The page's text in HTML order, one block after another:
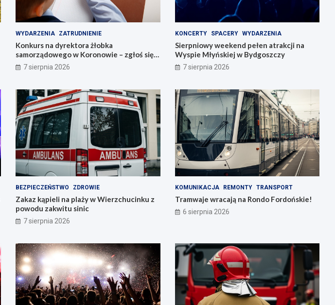
WYDARZENIA ZATRUDNIENIE
Konkurs na dyrektora żłobka
samorządowego w Koronowie – zgłoś się
już dziś!
7 sierpnia 2026
KONCERTY SPACERY WYDARZENIA
Sierpniowy weekend pełen atrakcji na
Wyspie Młyńskiej w Bydgoszczy
7 sierpnia 2026
BEZPIECZEŃSTWO ZDROWIE
Zakaz kąpieli na plaży w Wierzchucinku z
powodu zakwitu sinic
7 sierpnia 2026
KOMUNIKACJA REMONTY TRANSPORT
Tramwaje wracają na Rondo Fordońskie!
6 sierpnia 2026